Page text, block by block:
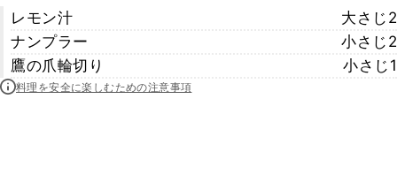
レモン汁
大さじ2
ナンプラー
小さじ2
鷹の爪輪切り
小さじ1
料理を安全に楽しむための注意事項